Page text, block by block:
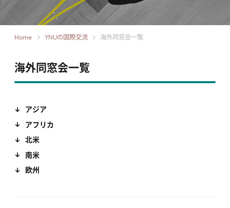
Home YNUの国際交流 海外同窓会一覧
海外同窓会一覧
アジア
アフリカ
北米
南米
欧州